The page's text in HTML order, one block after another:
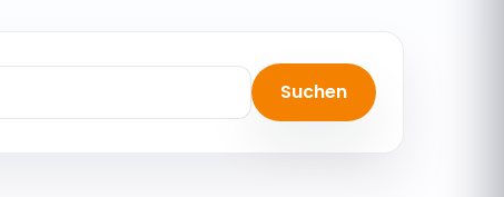
Suchen